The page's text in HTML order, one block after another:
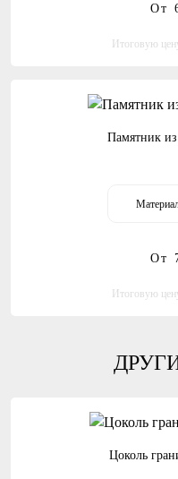
От
Итоговую
Памятник из
От
Итоговую
Цоколь